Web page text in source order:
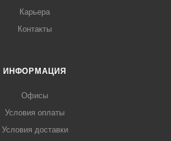
Карьера
Контакты
ИНФОРМАЦИЯ
Офисы
Условия оплаты
Условия доставки